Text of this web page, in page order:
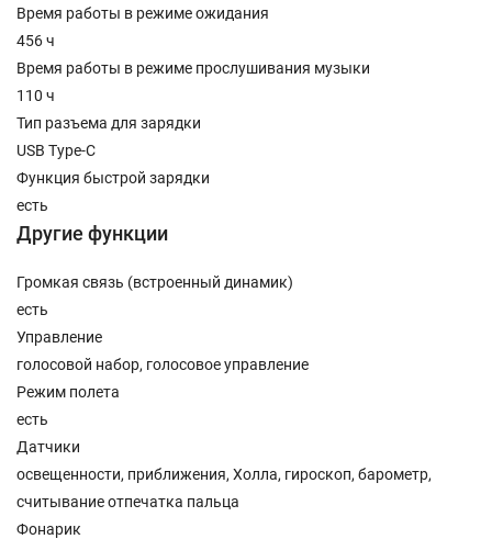
Время работы в режиме ожидания
456 ч
Время работы в режиме прослушивания музыки
110 ч
Тип разъема для зарядки
USB Type-C
Функция быстрой зарядки
есть
Другие функции
Громкая связь (встроенный динамик)
есть
Управление
голосовой набор, голосовое управление
Режим полета
есть
Датчики
освещенности, приближения, Холла, гироскоп, барометр,
считывание отпечатка пальца
Фонарик